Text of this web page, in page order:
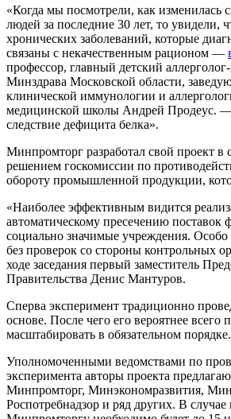
«Когда мы посмотрели, как изменилась
людей за последние 30 лет, то увидели,
хронических заболеваний, которые
связаны с некачественным рационом —
профессор, главный детский
Минздрава Московской области,
клинической иммунологии и
медицинской школы Андрей Продеус.
следствие дефицита белка».
Минпромторг разработал свой проект в
решением госкомиссии по
обороту промышленной продукции,
«Наиболее эффективным видится
автоматическому пресечению поставок
социально значимые учреждения.
без проверок со стороны контрольных
ходе заседания первый заместитель
Правительства Денис Мантуров.
Сперва эксперимент традиционно
основе. После чего его вероятнее всего
масштабировать в обязательном порядке.
Уполномоченными ведомствами по
эксперимента авторы проекта
Минпромторг, Минэкономразвития,
Роспотребнадзор и ряд других. В